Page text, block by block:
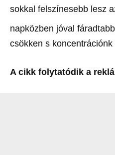
sokkal felszínesebb lesz
napközben jóval
csökken s koncentrációnk
A cikk folytatódik a